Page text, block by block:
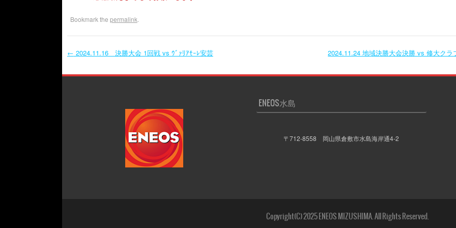
Bookmark the permalink
Post navigation
← 2024.11.16 決勝大会 1回戦 vs ｳﾞｧﾘｱﾓｰﾚ安芸 2024.11.24 地域決勝大会決勝 vs 修大ク
ENEOS水島
〒712-8558 岡山県倉敷市水島海岸通4-2
Copyright(C) 2025 ENEOS MIZUSHIMA. All Rights Reserved.